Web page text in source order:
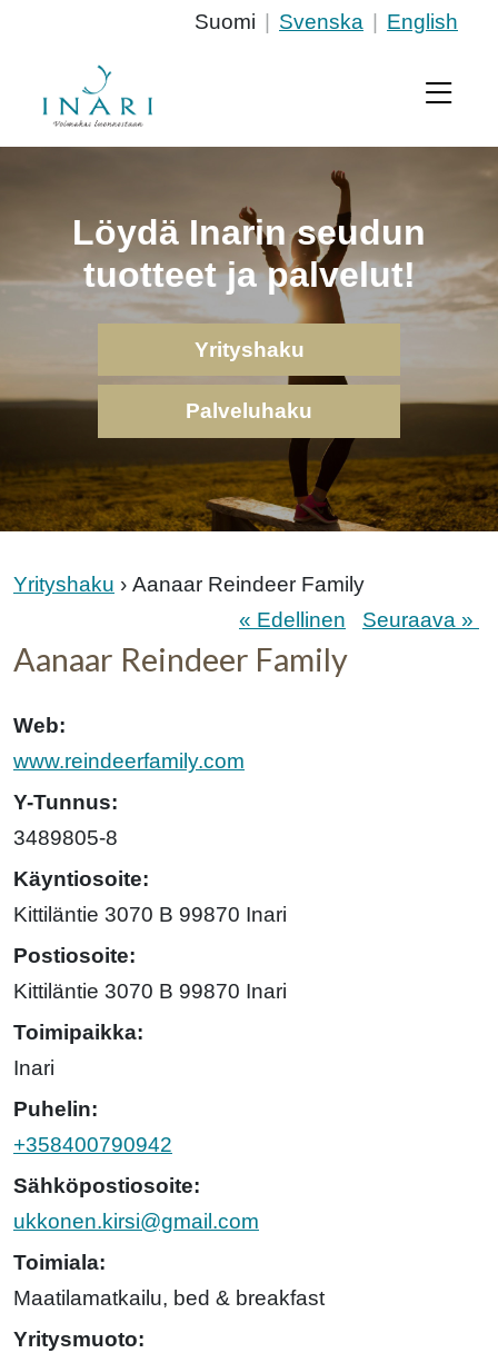
Suomi Svenska English
Löydä Inarin seudun
tuotteet ja palvelut!
Yrityshaku
Palveluhaku
Yrityshaku › Aanaar Reindeer Family
« Edellinen
Seuraava »
Aanaar Reindeer Family
Web:
www.reindeerfamily.com
Y-Tunnus:
3489805-8
Käyntiosoite:
Kittiläntie 3070 B 99870 Inari
Postiosoite:
Kittiläntie 3070 B 99870 Inari
Toimipaikka:
Inari
Puhelin:
+358400790942
Sähköpostiosoite:
ukkonen.kirsi@gmail.com
Toimiala:
Maatilamatkailu, bed & breakfast
Yritysmuoto: